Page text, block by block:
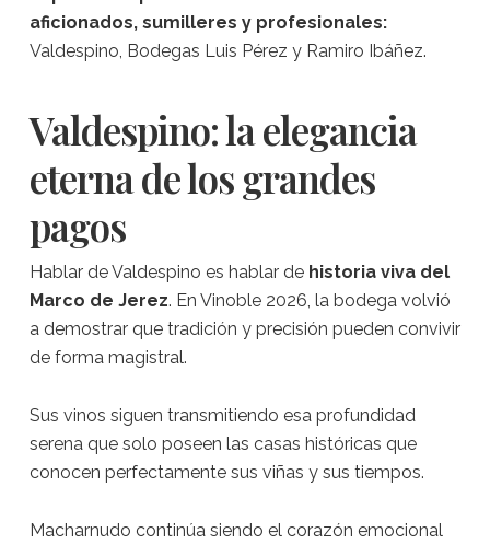
aficionados, sumilleres y profesionales:
Valdespino, Bodegas Luis Pérez y Ramiro Ibáñez.
Valdespino: la elegancia
eterna de los grandes
pagos
Hablar de Valdespino es hablar de historia viva del
Marco de Jerez. En Vinoble 2026, la bodega volvió
a demostrar que tradición y precisión pueden convivir
de forma magistral.
Sus vinos siguen transmitiendo esa profundidad
serena que solo poseen las casas históricas que
conocen perfectamente sus viñas y sus tiempos.
Macharnudo continúa siendo el corazón emocional